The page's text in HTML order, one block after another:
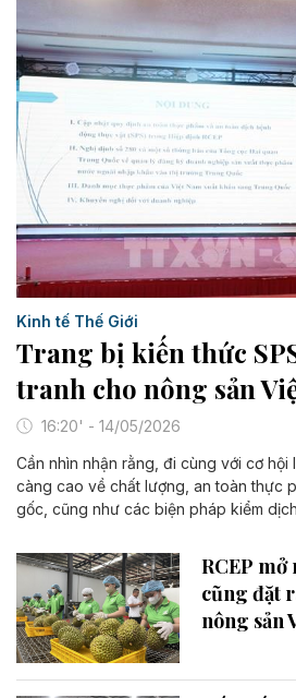
Kinh tế Thế Giới
Trang bị kiến thức
tranh cho nông sản
16:20' - 14/05/2026
Cần nhìn nhận rằng, đi cùng với cơ
càng cao về chất lượng, an toàn thực
gốc, cũng như các biện pháp kiểm
RCEP
cũng đặt
nông sản